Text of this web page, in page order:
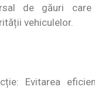
de găuri
vehiculelor.
Evitarea